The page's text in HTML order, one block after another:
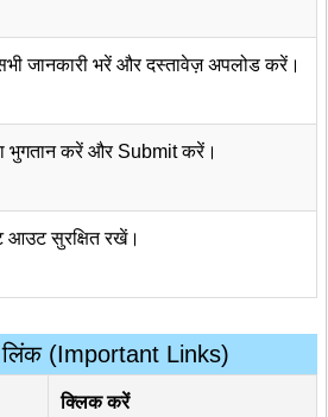
जानकारी भरें और दस्तावेज़ अपलोड करें।
भुगतान करें और Submit करें।
आउट सुरक्षित रखें।
लिंक (Important Links)
क्लिक करें